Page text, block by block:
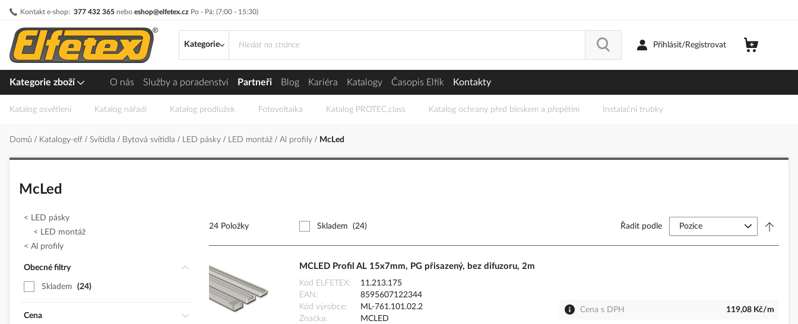
Kontakt e-shop: 377 432 365 nebo eshop@elfetex.cz Po - Pá: (7:00 - 15:30)
Přejít
obsah
Kategorie
Přihlásit/Registrovat
Kategorie zboží O nás Služby a poradenství Partneři Blog Kariéra Katalogy Časopis Elfík Kontakty
Katalog osvětlení Katalog nářadí Katalog prodlužek Fotovoltaika Katalog PROTEC.class Katalog ochrany před bleskem a přepětím Instalační trubky
Domů Katalogy-elf Svítidla Bytová svítidla LED pásky LED montáž Al profily McLed
McLed
24 Položky Skladem (24) Řadit podle
MCLED Profil AL 15x7mm, PG přisazený, bez difuzoru, 2m
Kód ELFETEX
11.213.175
EAN
8595607122344
Kód výrobce
ML-761.101.02.2
Značka
MCLED
Cena s DPH 119,08 Kč/m
LED pásky
LED montáž
Al profily
Obecné filtry
Skladem 24
Cena